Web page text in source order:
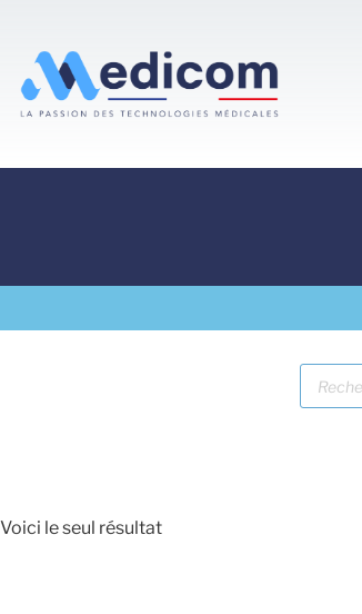
Voici le seul résultat